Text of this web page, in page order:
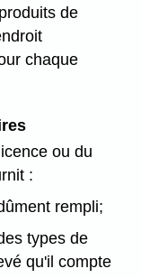
de
chaque
ou du
:
rempli;
types de
qu'il compte